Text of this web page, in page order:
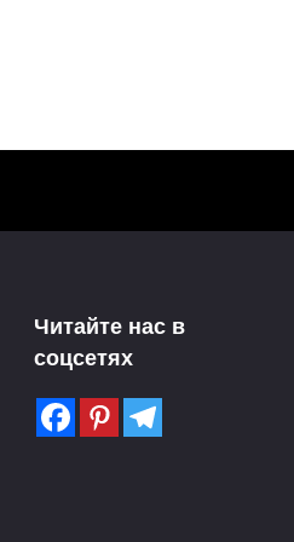
Читайте нас в
соцсетях